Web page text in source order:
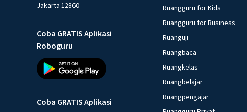
Jakarta 12860
Coba GRATIS Aplikasi
Roboguru
Coba GRATIS Aplikasi
Ruangguru for Kids
Ruangguru for Business
Ruanguji
Ruangbaca
Ruangkelas
Ruangbelajar
Ruangpengajar